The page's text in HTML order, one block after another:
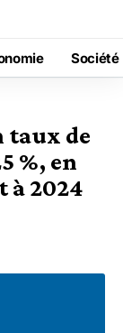
Société
taux de
%, en
à 2024